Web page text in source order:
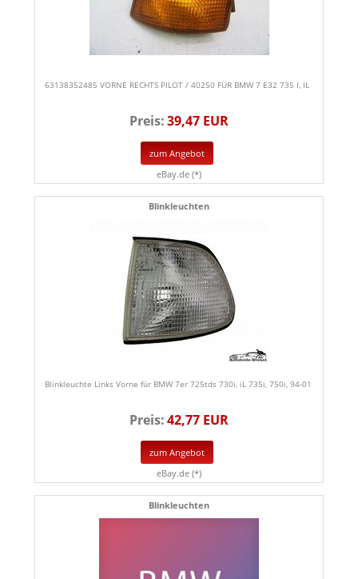
63138352485 VORNE RECHTS PILOT / 40250 FÜR BMW 7 E32 735 I, IL
Preis:39,47 EUR
zum Angebot
eBay.de (*)
Blinkleuchten
Blinkleuchte Links Vorne für BMW 7er 725tds 730i, iL 735i, 750i, 94-01
Preis:42,77 EUR
zum Angebot
eBay.de (*)
Blinkleuchten